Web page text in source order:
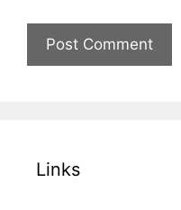
Links